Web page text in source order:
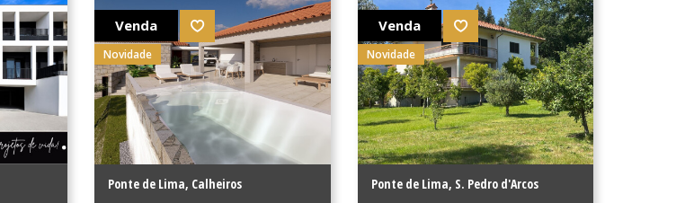
Venda
Novidade
Ponte de Lima, Calheiros
Venda
Novidade
Ponte de Lima, S. Pedro d'Arcos